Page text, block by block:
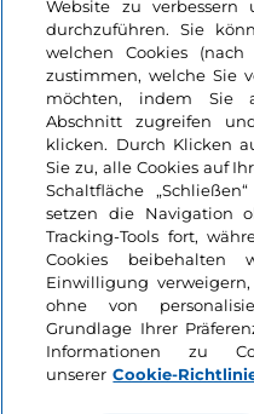
20. Jahrhunderts
Das könnte
Die
der
3
Website zu verbessern
durchzuführen. Sie
welchen Cookies
zustimmen, welche Sie
möchten, indem Sie
Abschnitt zugreifen
klicken. Durch Klicken
Sie zu, alle Cookies auf
Schaltfläche
setzen die Navigation
Tracking-Tools fort,
Cookies beibehalten
Einwilligung
ohne von
Grundlage Ihrer
Informationen zu
unserer Cookie-